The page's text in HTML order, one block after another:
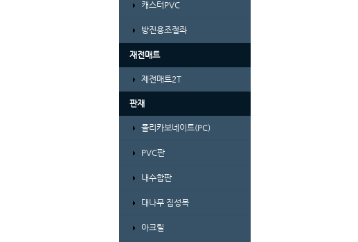
캐스터PVC
방진용조절좌
재전매트
제전매트2T
판재
폴리카보네이트(PC)
PVC판
내수합판
대나무 집성목
아크릴